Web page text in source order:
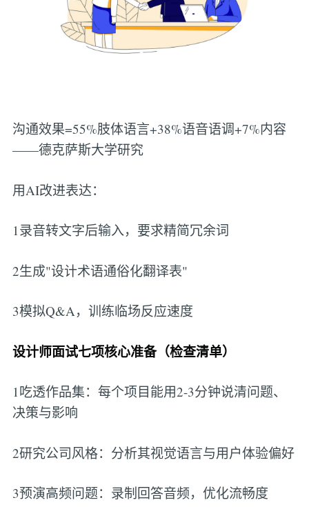
沟通效果=55%肢体语言+38%语音语调+7%内容
——德克萨斯大学研究
用AI改进表达：
1录音转文字后输入，要求精简冗余词
2生成"设计术语通俗化翻译表"
3模拟Q&A，训练临场反应速度
设计师面试七项核心准备（检查清单）
1吃透作品集：每个项目能用2-3分钟说清问题、
决策与影响
2研究公司风格：分析其视觉语言与用户体验偏好
3预演高频问题：录制回答音频，优化流畅度